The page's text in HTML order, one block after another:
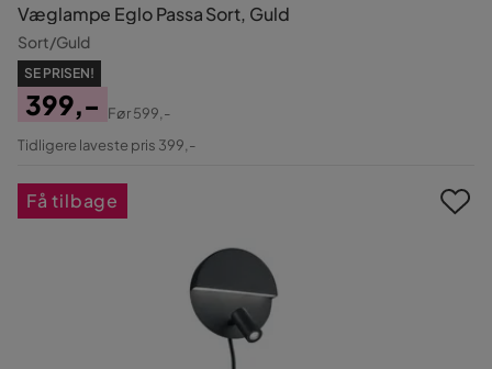
Væglampe Eglo Passa Sort, Guld
Sort/Guld
SE PRISEN!
Pris
399,-
Original
Før599,-
Tidligere laveste pris 399,-
Få tilbage